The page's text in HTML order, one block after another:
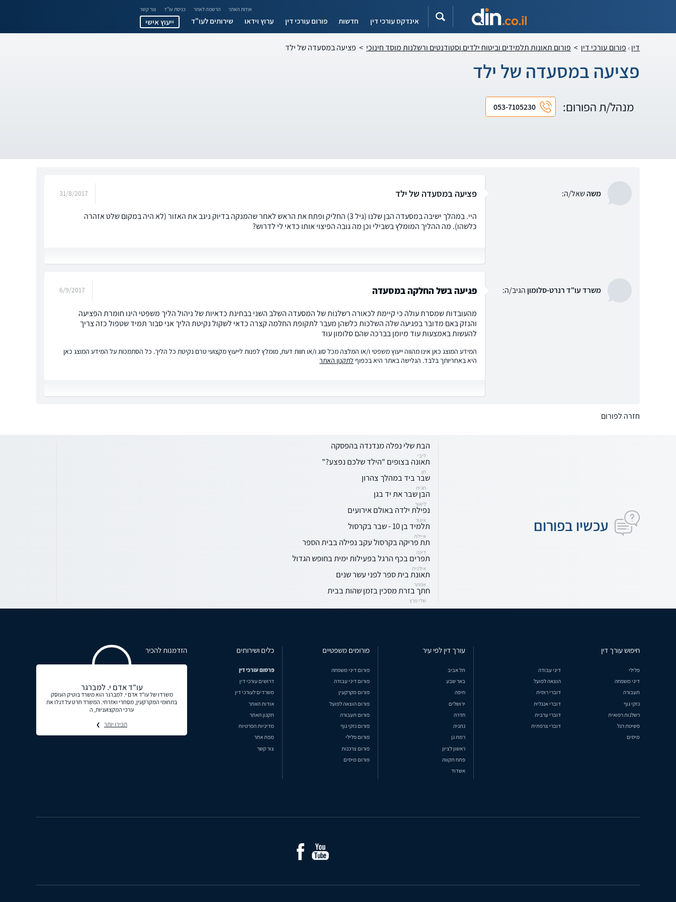
אודות האתר הרשמה לאתר כניסת עו"ד צור קשר
אינדקס עורכי דין חדשות פורום עורכי דין ערוץ וידאו שירותים לעו"ד ייעוץ אישי
דין פורום עורכי דין > פורום תאונות תלמידים וביטוח ילדים וסטודנטים ורשלנות מוסד חינוכי > פציעה במסעדה של ילד
פציעה במסעדה של ילד
מנהל/ת הפורום: 053-7105230
משהשאל/ה: פציעה במסעדה של ילד 31/8/2017
היי. במהלך ישיבה במסעדה הבן שלנו (גיל 3) החליק ופתח את הראש לאחר שהמנקה בדיוק ניגב את האזור (לא היה במקום שלט אזהרה
כלשהו). מה ההליך המומלץ בשבילי וכן מה גובה הפיצוי אותו כדאי לי לדרוש?
משרד עו"ד רנרט-סלומון הגיב/ה: פגיעה בשל החלקה במסעדה 6/9/2017
מהעובדות שמסרת עולה כי קיימת לכאורה רשלנות של המסעדה השלב השני בבחינת כדאיות של ניהול הליך משפטי הינו חומרת הפציעה
והנזק באם מדובר בפגיעה שלה השלכות כלשהן מעבר לתקופת החלמה קצרה כדאי לשקול נקיטת הליך אני סבור תמיד שטפול כזה צריך
להעשות באמצעות עוד מיומן בברכה שהם סלומון עוד
המידע המוצג כאן אינו מהווה ייעוץ משפטי ו/או המלצה מכל סוג ו/או חוות דעת, מומלץ לפנות לייעוץ מקצועי טרם נקיטת כל הליך. כל הסתמכות על המידע המוצג כאן
היא באחריותך בלבד. הגלישה באתר היא בכפוף לתקנון האתר
חזרה לפורום
עכשיו בפורום
הבת שלי נפלה מנדנדה בהפסקה
ליבי
תאונה בצופים "הילד שלכם נפצע?"
חן
שבר ביד במהלך צהרון
חגית
הבן שבר את יד בגן
ליאור
נפילת ילדה באולם אירועים
איגור
תלמיד בן 10 - שבר בקרסול
איילת
תת פריקה בקרסול עקב נפילה בבית הספר
דינה
תפרים בכף הרגל בפעילות ימית בחופש הגדול
אילנית
תאונת בית ספר לפני עשר שנים
אסתר
חתך בזרת מסכין בזמן שהות בבית
שלי פרץ
חיפוש עורך דין
פלילי
דיני עבודה
דיני משפחה
הוצאה לפועל
תעבורה
דוברי רוסית
נזקי גוף
דוברי אנגלית
רשלנות רפואית
דוברי ערבית
פשיטת רגל
דוברי צרפתית
מיסים
עורך דין לפי עיר
תל אביב
באר שבע
חיפה
ירושלים
חדרה
נתניה
רמת גן
ראשון לציון
פתח תקווה
אשדוד
פורומים משפטיים
פורום דיני משפחה
פורום דיני עבודה
פורום מקרקעין
פורום הוצאה לפועל
פורום תעבורה
פורום נזקי גוף
פורום פלילי
פורום צרכנות
פורום מיסים
כלים ושירותים
פרסום עורכי דין
דרושים עורכי דין
משרדים לעורכי דין
אודות האתר
תקנון האתר
מדיניות הפרטיות
מפת אתר
צור קשר
הזדמנות להכיר
עו"ד אדם י. למברגר
משרדו של עו"ד אדם י. למברגר הוא משרד בוטיק העוסק
בתחומי המקרקעין, מסחרי ואזרחי. המשרד חרט על דגלו את
ערכי המקצועניות, ה
תכירו יותר